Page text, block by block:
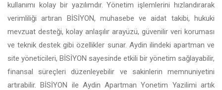
kullanımı kolay bir yazılımdır. Yönetim işlemlerini hızlandırarak
verimliliği artıran BİSİYON, muhasebe ve aidat takibi, hukuki
mevzuat desteği, kolay anlaşılır arayüzü, güvenilir veri koruması
ve teknik destek gibi özellikler sunar. Aydin ilindeki apartman ve
site yöneticileri, BİSİYON sayesinde etkili bir yönetim sağlayabilir,
finansal süreçleri düzenleyebilir ve sakinlerin memnuniyetini
artırabilir. BİSİYON ile Aydin Apartman Yonetim Yazilimi artık